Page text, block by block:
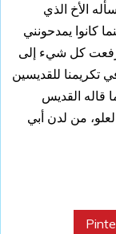
الأخ الذي
كانوا يمدحونني
كل شيء إلى
تكريمنا للقديسين
قاله القديس
من لدن أبي